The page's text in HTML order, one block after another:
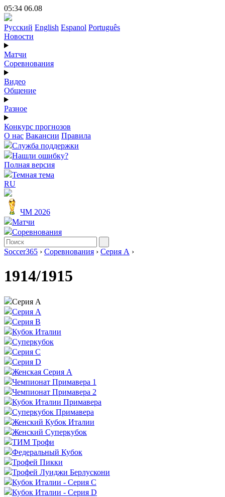
05:34 06.08
Русский English Espanol Português
Новости
Матчи
Соревнования
Видео
Общение
Разное
Конкурс прогнозов
О нас Вакансии Правила
Служба поддержки
Нашли ошибку?
Полная версия
Темная тема
RU
ЧМ 2026
Матчи
Соревнования
Soccer365 › Соревнования › Серия А ›
1914/1915
Серия А
Серия А
Серия B
Кубок Италии
Суперкубок
Серия C
Серия D
Женская Серия А
Чемпионат Примавера 1
Чемпионат Примавера 2
Кубок Италии Примавера
Суперкубок Примавера
Женский Кубок Италии
Женский Суперкубок
ТИМ Трофи
Федеральный Кубок
Трофей Пикки
Трофей Луиджи Берлускони
Кубок Италии - Серия C
Кубок Италии - Серия D